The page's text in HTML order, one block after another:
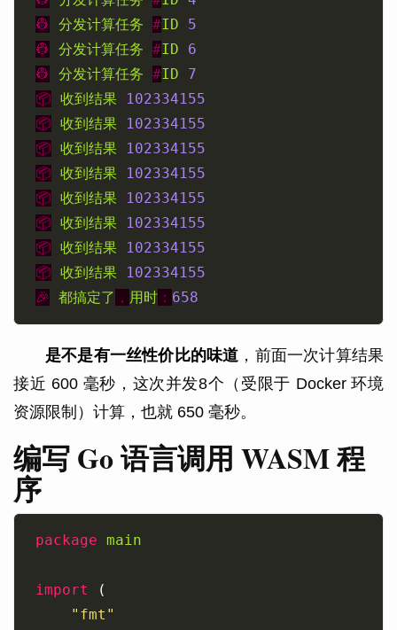
👷
分发计算任务 #ID
5
👷
分发计算任务 #ID
6
👷
分发计算任务 #ID
7
📦 收到结果
102334155
📦 收到结果
102334155
📦 收到结果
102334155
📦 收到结果
102334155
📦 收到结果
102334155
📦 收到结果
102334155
📦 收到结果
102334155
📦 收到结果
102334155
🎉
都搞定了 ， 用时 ： 658
是不是有一丝性价比的味道 ，前面一次计算结果
接近 600 毫秒，这次并发8个（受限于 Docker 环境
资源限制）计算，也就 650 毫秒。
编写 Go 语言调用 WASM 程
序
package main
import
"fmt"